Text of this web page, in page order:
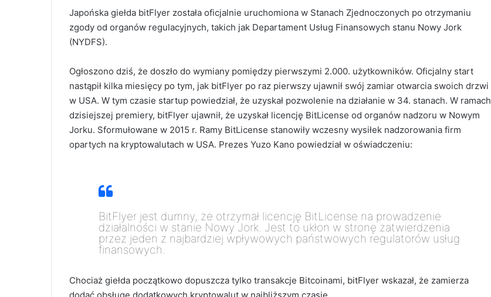
Japońska giełda bitFlyer została oficjalnie uruchomiona w Stanach Zjednoczonych po otrzymaniu
zgody od organów regulacyjnych, takich jak Departament Usług Finansowych stanu Nowy Jork
(NYDFS).
Ogłoszono dziś, że doszło do wymiany pomiędzy pierwszymi 2.000. użytkowników. Oficjalny start
nastąpił kilka miesięcy po tym, jak bitFlyer po raz pierwszy ujawnił swój zamiar otwarcia swoich drzwi
w USA. W tym czasie startup powiedział, że uzyskał pozwolenie na działanie w 34. stanach. W ramach
dzisiejszej premiery, bitFlyer ujawnił, że uzyskał licencję BitLicense od organów nadzoru w Nowym
Jorku. Sformułowane w 2015 r. Ramy BitLicense stanowiły wczesny wysiłek nadzorowania firm
opartych na kryptowalutach w USA. Prezes Yuzo Kano powiedział w oświadczeniu:
BitFlyer jest dumny, że otrzymał licencję BitLicense na prowadzenie
działalności w stanie Nowy Jork. Jest to ukłon w stronę zatwierdzenia
przez jeden z najbardziej wpływowych państwowych regulatorów usług
finansowych.
Chociaż giełda początkowo dopuszcza tylko transakcje Bitcoinami, bitFlyer wskazał, że zamierza
dodać obsługę dodatkowych kryptowalut w najbliższym czasie.